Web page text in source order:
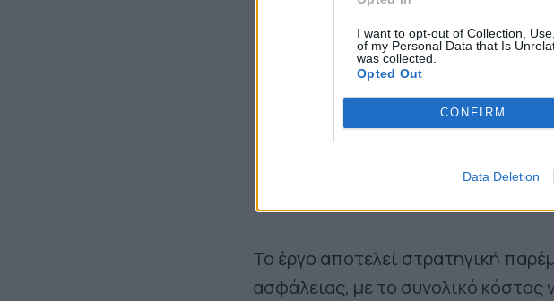
I want to opt-out of Collection,
of my Personal Data that Is
was collected.
Opted Out
CONFIRM
Data Deletion
Το έργο αποτελεί στρατηγική
ασφάλειας, με το συνολικό κόστος